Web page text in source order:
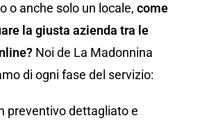
o anche solo un locale, come
la giusta azienda tra le
Noi de La Madonnina
di ogni fase del servizio:
preventivo dettagliato e